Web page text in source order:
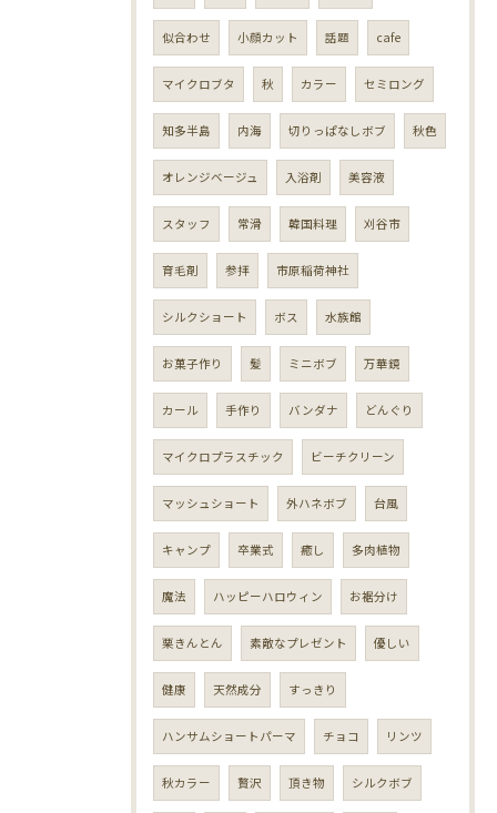
似合わせ 小顔カット 話題 cafe
マイクロブタ 秋 カラー セミロング
知多半島 内海 切りっぱなしボブ 秋色
オレンジベージュ 入浴剤 美容液
スタッフ 常滑 韓国料理 刈谷市
育毛剤 参拝 市原稲荷神社
シルクショート ボス 水族館
お菓子作り 髪 ミニボブ 万華鏡
カール 手作り バンダナ どんぐり
マイクロプラスチック ビーチクリーン
マッシュショート 外ハネボブ 台風
キャンプ 卒業式 癒し 多肉植物
魔法 ハッピーハロウィン お裾分け
栗きんとん 素敵なプレゼント 優しい
健康 天然成分 すっきり
ハンサムショートパーマ チョコ リンツ
秋カラー 贅沢 頂き物 シルクボブ